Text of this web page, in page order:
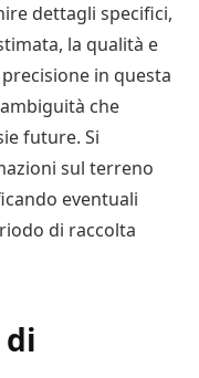
dettagli specifici,
la qualità e
in questa
che
future. Si
sul terreno
eventuali
di raccolta
di